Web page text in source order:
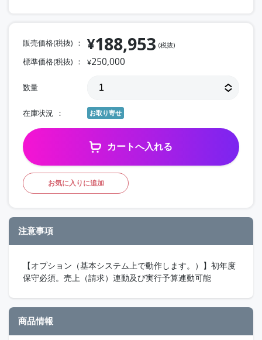
販売価格(税抜) ¥188,953 (税抜)
標準価格(税抜) ¥250,000
数量
在庫状況 お取り寄せ
カートへ入れる
お気に入りに追加
注意事項
【オプション（基本システム上で動作します。）】初年度
保守必須。売上（請求）連動及び実行予算連動可能
商品情報